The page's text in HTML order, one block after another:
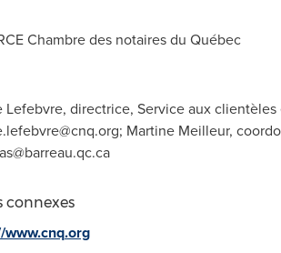
Chambre des notaires du Québec
Lefebvre, directrice, Service aux
; Martine Meilleur,
connexes
www.cnq.org